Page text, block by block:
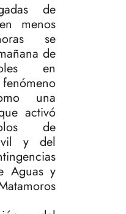
de
menos
se
de
en
una
activó
de
y del
Aguas y